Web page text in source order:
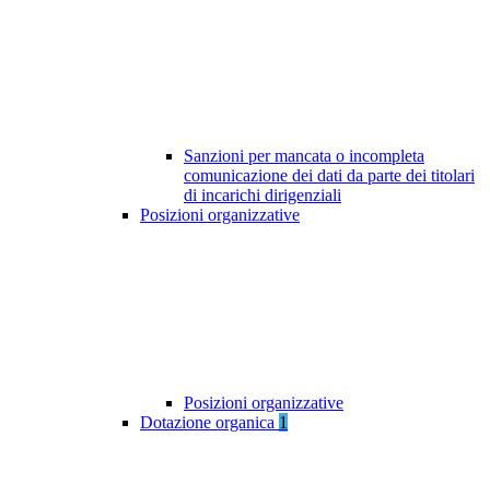
Sanzioni per mancata o incompleta
comunicazione dei dati da parte dei titolari
di incarichi dirigenziali
Posizioni organizzative
Posizioni organizzative
Dotazione organica 1